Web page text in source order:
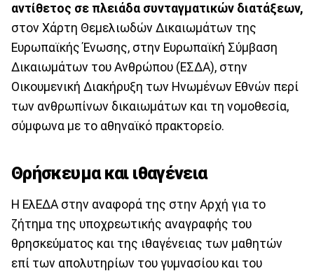
αντίθετος σε πλειάδα συνταγματικών διατάξεων,
στον Χάρτη Θεμελιωδών Δικαιωμάτων της
Ευρωπαϊκής Ένωσης, στην Ευρωπαϊκή Σύμβαση
Δικαιωμάτων του Ανθρώπου (ΕΣΔΑ), στην
Οικουμενική Διακήρυξη των Ηνωμένων Εθνών περί
των ανθρωπίνων δικαιωμάτων και τη νομοθεσία,
σύμφωνα με το αθηναϊκό πρακτορείο.
Θρήσκευμα και ιθαγένεια
Η ΕλΕΔΑ στην αναφορά της στην Αρχή για το
ζήτημα της υποχρεωτικής αναγραφής του
θρησκεύματος και της ιθαγένειας των μαθητών
επί των απολυτηρίων του γυμνασίου και του